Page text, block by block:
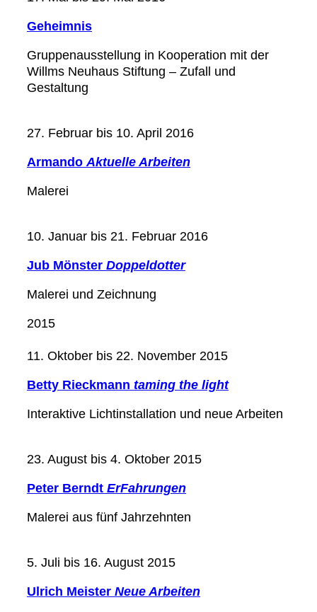
Geheimnis
Gruppenausstellung in Kooperation mit der
Willms Neuhaus Stiftung – Zufall und
Gestaltung
27. Februar bis 10. April 2016
Armando Aktuelle Arbeiten
Malerei
10. Januar bis 21. Februar 2016
Jub Mönster Doppeldotter
Malerei und Zeichnung
2015
11. Oktober bis 22. November 2015
Betty Rieckmann taming the light
Interaktive Lichtinstallation und neue Arbeiten
23. August bis 4. Oktober 2015
Peter Berndt ErFahrungen
Malerei aus fünf Jahrzehnten
5. Juli bis 16. August 2015
Ulrich Meister Neue Arbeiten